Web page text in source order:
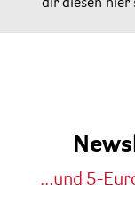
dir diesen hier
...und 5-